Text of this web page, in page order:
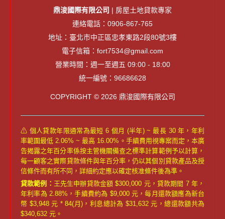
鼎浚國際有限公司 | 房屋土地貸款專家
連絡電話：0906-867-765
地址：臺北市中正區忠孝東路2段80號3樓
電子信箱：fort7534@gmail.com
營業時間：週一至週五 09:00 - 18:00
統一編號：96686628
COPYRIGHT © 2026 鼎浚國際有限公司
⚠ 個人貸款年限通常為最短 6 個月 (半年) ~ 最長 30 年，年利
率範圍最低 2.06% ~ 最高 16.00%。手續費用視專案而定，本廣
告揭露之年百分率係按主管機關備查之標準計算範例予以計算，
每一顧客之實際貸款條件與年百分率，仍以其個別貸款產品及授
信條件而有所不同，詳細約定應以確定核准條件後為準。
貸款範例： 王先生申辦貸款金額 $300,000 元，貸款期間 7 年，
年利率為 2.88%，手續費約為 $9,000 元，每月還款額應為新台
幣 $3,948 元 * 84(月)，利息總計為 $31,632 元，總還款額共為
$340,632 元。